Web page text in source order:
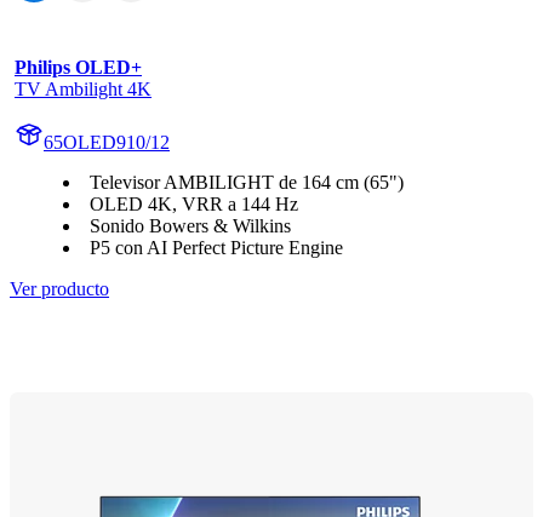
Philips OLED+
TV Ambilight 4K
65OLED910/12
Televisor AMBILIGHT de 164 cm (65")
OLED 4K, VRR a 144 Hz
Sonido Bowers & Wilkins
P5 con AI Perfect Picture Engine
Ver producto